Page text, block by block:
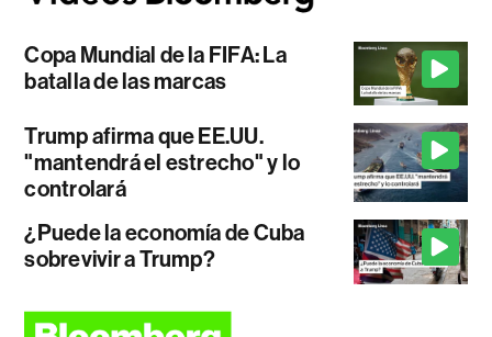
Copa Mundial de la FIFA: La
batalla de las marcas
Trump afirma que EE.UU.
"mantendrá el estrecho" y lo
controlará
¿Puede la economía de Cuba
sobrevivir a Trump?